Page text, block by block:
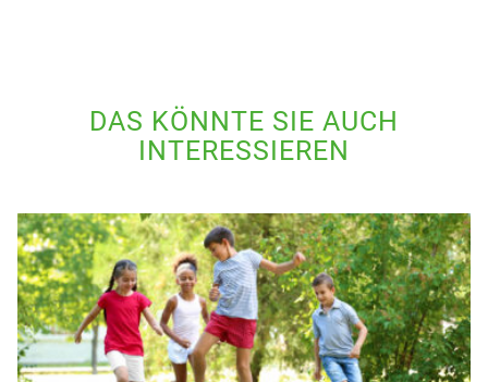
DAS KÖNNTE SIE AUCH
INTERESSIEREN